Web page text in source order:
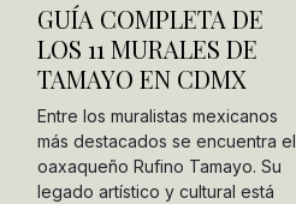
GUÍA COMPLETA DE
LOS 11 MURALES DE
TAMAYO EN CDMX
Entre los muralistas mexicanos
más destacados se encuentra el
oaxaqueño Rufino Tamayo. Su
legado artístico y cultural está